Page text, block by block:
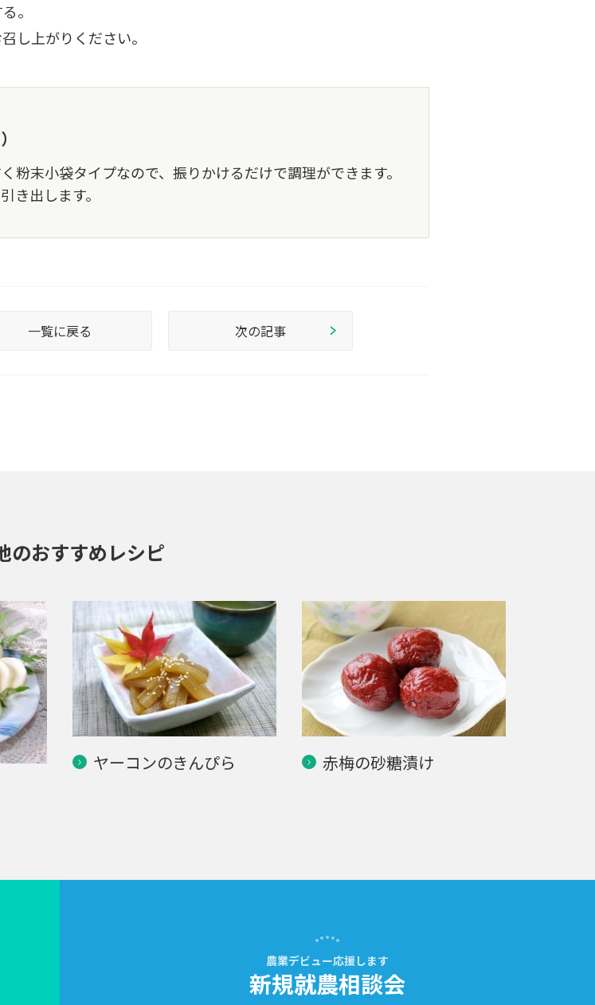
。
し上がりください。
粉末小袋タイプなので、振りかけるだけで調理ができます。
き出します。
一覧に戻る 次の記事
のおすすめレシピ
ヤーコンのきんぴら 赤梅の砂糖漬け
農業デビュー応援します
新規就農相談会